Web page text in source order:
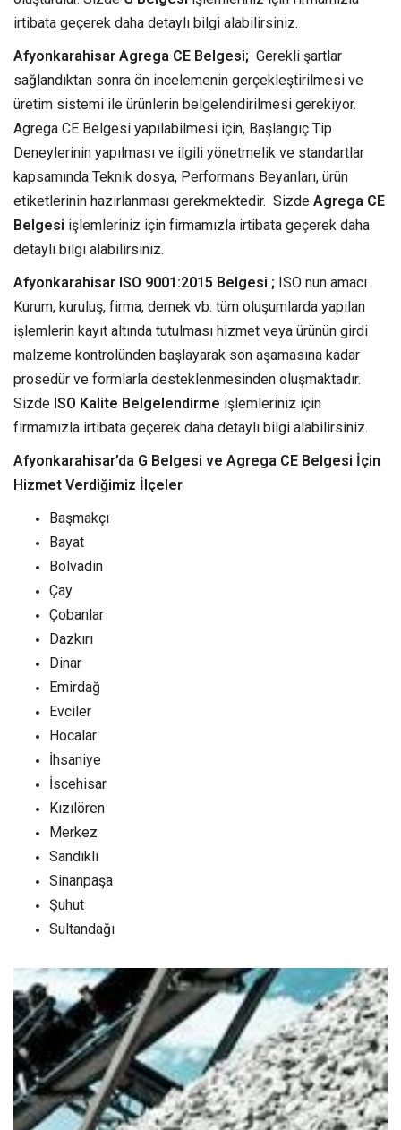
irtibata geçerek daha detaylı bilgi alabilirsiniz.
Afyonkarahisar Agrega CE Belgesi; Gerekli şartlar
sağlandıktan sonra ön incelemenin gerçekleştirilmesi ve
üretim sistemi ile ürünlerin belgelendirilmesi gerekiyor.
Agrega CE Belgesi yapılabilmesi için, Başlangıç Tip
Deneylerinin yapılması ve ilgili yönetmelik ve standartlar
kapsamında Teknik dosya, Performans Beyanları, ürün
etiketlerinin hazırlanması gerekmektedir. Sizde Agrega CE
Belgesi işlemleriniz için firmamızla irtibata geçerek daha
detaylı bilgi alabilirsiniz.
Afyonkarahisar ISO 9001:2015 Belgesi ; ISO nun amacı
Kurum, kuruluş, firma, dernek vb. tüm oluşumlarda yapılan
işlemlerin kayıt altında tutulması hizmet veya ürünün girdi
malzeme kontrolünden başlayarak son aşamasına kadar
prosedür ve formlarla desteklenmesinden oluşmaktadır.
Sizde ISO Kalite Belgelendirme işlemleriniz için
firmamızla irtibata geçerek daha detaylı bilgi alabilirsiniz.
Afyonkarahisar’da G Belgesi ve Agrega CE Belgesi İçin
Hizmet Verdiğimiz İlçeler
Başmakçı
Bayat
Bolvadin
Çay
Çobanlar
Dazkırı
Dinar
Emirdağ
Evciler
Hocalar
İhsaniye
İscehisar
Kızılören
Merkez
Sandıklı
Sinanpaşa
Şuhut
Sultandağı